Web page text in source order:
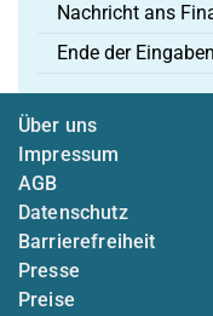
Nachricht ans
Ende der Eingaben
Über uns
Impressum
AGB
Datenschutz
Barrierefreiheit
Presse
Preise